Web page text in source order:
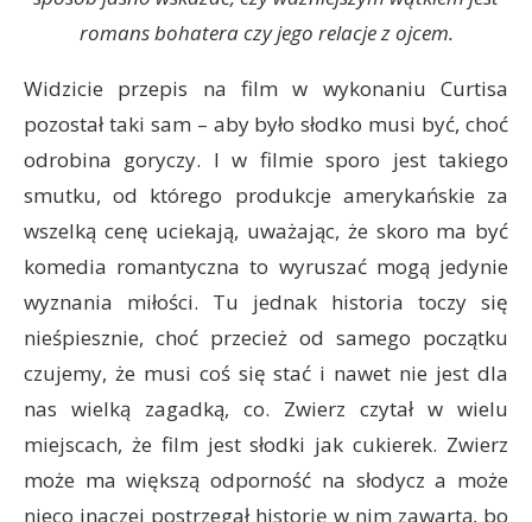
romans bohatera czy jego relacje z ojcem.
Widzicie przepis na film w wykonaniu Curtisa
pozostał taki sam – aby było słodko musi być, choć
odrobina goryczy. I w filmie sporo jest takiego
smutku, od którego produkcje amerykańskie za
wszelką cenę uciekają, uważając, że skoro ma być
komedia romantyczna to wyruszać mogą jedynie
wyznania miłości. Tu jednak historia toczy się
nieśpiesznie, choć przecież od samego początku
czujemy, że musi coś się stać i nawet nie jest dla
nas wielką zagadką, co. Zwierz czytał w wielu
miejscach, że film jest słodki jak cukierek. Zwierz
może ma większą odporność na słodycz a może
nieco inaczej postrzegał historię w nim zawartą, bo